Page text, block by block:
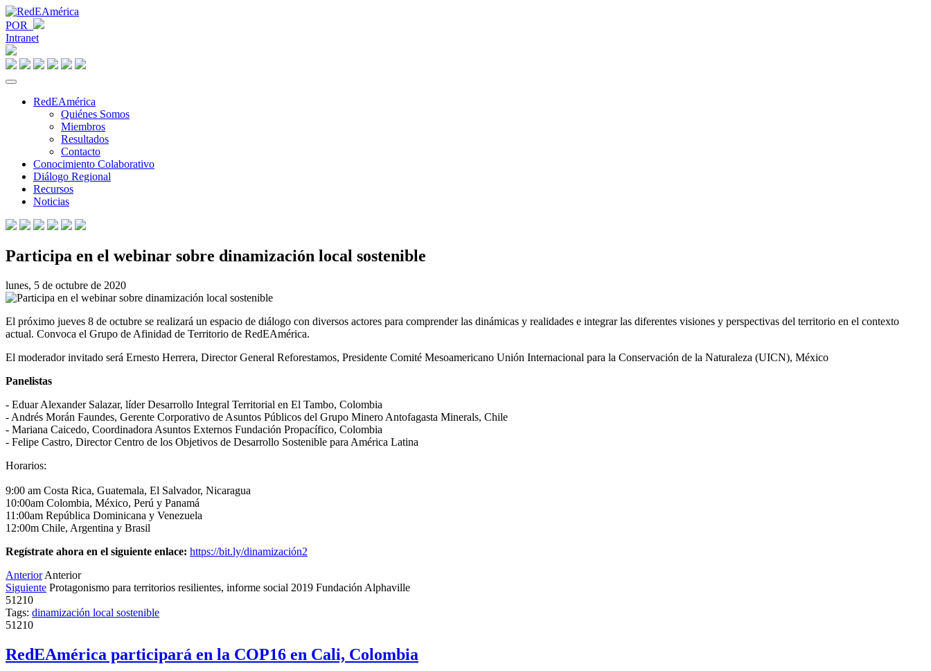
POR
Intranet
RedEAmérica
Quiénes Somos
Miembros
Resultados
Contacto
Conocimiento Colaborativo
Diálogo Regional
Recursos
Noticias
Participa en el webinar sobre dinamización local sostenible
lunes, 5 de octubre de 2020
El próximo jueves 8 de octubre se realizará un espacio de diálogo con diversos actores para comprender las dinámicas y realidades e integrar las diferentes visiones y perspectivas del territorio en el contexto
actual. Convoca el Grupo de Afinidad de Territorio de RedEAmérica.
El moderador invitado será Ernesto Herrera, Director General Reforestamos, Presidente Comité Mesoamericano Unión Internacional para la Conservación de la Naturaleza (UICN), México
Panelistas
- Eduar Alexander Salazar, líder Desarrollo Integral Territorial en El Tambo, Colombia
- Andrés Morán Faundes, Gerente Corporativo de Asuntos Públicos del Grupo Minero Antofagasta Minerals, Chile
- Mariana Caicedo, Coordinadora Asuntos Externos Fundación Propacífico, Colombia
- Felipe Castro, Director Centro de los Objetivos de Desarrollo Sostenible para América Latina
Horarios:
9:00 am Costa Rica, Guatemala, El Salvador, Nicaragua
10:00am Colombia, México, Perú y Panamá
11:00am República Dominicana y Venezuela
12:00m Chile, Argentina y Brasil
Regístrate ahora en el siguiente enlace: https://bit.ly/dinamización2
Anterior Anterior
Siguiente Protagonismo para territorios resilientes, informe social 2019 Fundación Alphaville
51210
Tags: dinamización local sostenible
51210
RedEAmérica participará en la COP16 en Cali, Colombia